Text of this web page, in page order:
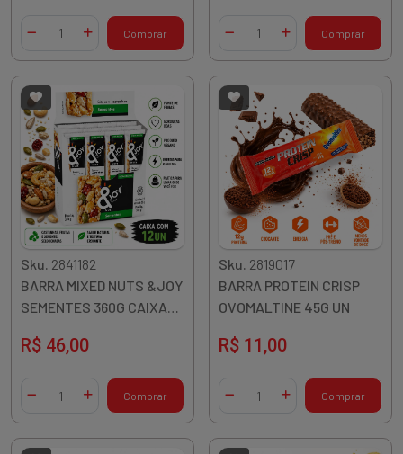
Diminuir QuantidadeAdicionar Quantidade
Comprar
Diminuir QuantidadeAdicionar Quantidade
Comprar
Sku. 2841182
BARRA MIXED NUTS &JOY
SEMENTES 360G CAIXA
R$ 46,00
Diminuir QuantidadeAdicionar Quantidade
Comprar
Sku. 2819017
BARRA PROTEIN CRISP
OVOMALTINE 45G UN
R$ 11,00
Diminuir QuantidadeAdicionar Quantidade
Comprar